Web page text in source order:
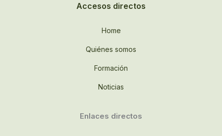
Accesos directos
Home
Quiénes somos
Formación
Noticias
Enlaces directos